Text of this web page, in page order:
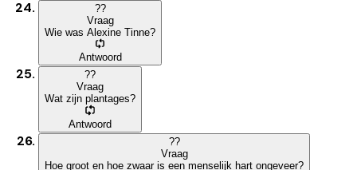
??
Vraag
Wie was Alexine Tinne?
Antwoord
??
Vraag
Wat zijn plantages?
Antwoord
??
Vraag
Hoe groot en hoe zwaar is een menselijk hart ongeveer?